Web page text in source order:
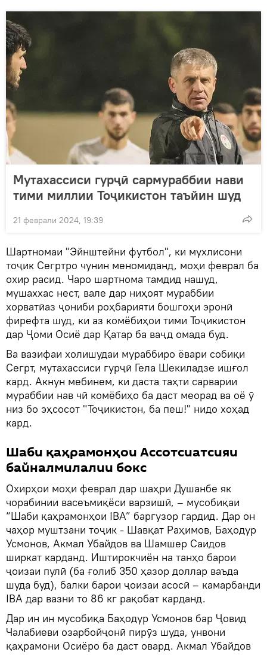
Мутахассиси гурҷӣ сармураббии нави
тими миллии Тоҷикистон таъйин шуд
21 феврали 2024, 19:39
Шартномаи "Эйнштейни футбол", ки мухлисони
тоҷик Сегртро чунин меномиданд, моҳи феврал ба
охир расид. Чаро шартнома тамдид нашуд,
мушаххас нест, вале дар ниҳоят мураббии
хорватӣаз ҷониби роҳбарияти бошгоҳи эронӣ
фирефта шуд, ки аз комёбиҳои тими Тоҷикистон
дар Ҷоми Осиё дар Қатар ба ваҷд омада буд.
Ва вазифаи холишудаи мураббиро ёвари собиқи
Сегрт, мутахассиси гурҷӣ Гела Шекиладзе ишғол
кард. Акнун мебинем, ки даста таҳти сарварии
мураббии нав чӣ комёбиҳо ба даст меорад ва оё ӯ
низ бо эҳсосот "Тоҷикистон, ба пеш!" нидо хоҳад
кард.
Шаби қаҳрамонҳои Ассотсиатсияи
байналмилалии бокс
Охирҳои моҳи феврал дар шаҳри Душанбе як
чорабинии васеъмиқёси варзишӣ, – мусобиқаи
“Шаби қаҳрамонҳои IBA” баргузор гардид. Дар он
чаҳор муштзани тоҷик - Шавқат Раҳимов, Баҳодур
Усмонов, Акмал Убайдов ва Шамшер Саидов
ширкат карданд. Иштирокчиён на танҳо барои
ҷоизаи пулӣ (ба ғолиб 350 ҳазор доллар ваъда
шуда буд), балки барои ҷоизаи асосӣ – камарбанди
IBA дар вазни то 86 кг рақобат карданд.
Дар ин ин мусобиқа Баҳодур Усмонов бар Ҷовид
Чалабиеви озарбойҷонӣ пирӯз шуда, унвони
қаҳрамони Осиёро ба даст овард. Акмал Убайдов